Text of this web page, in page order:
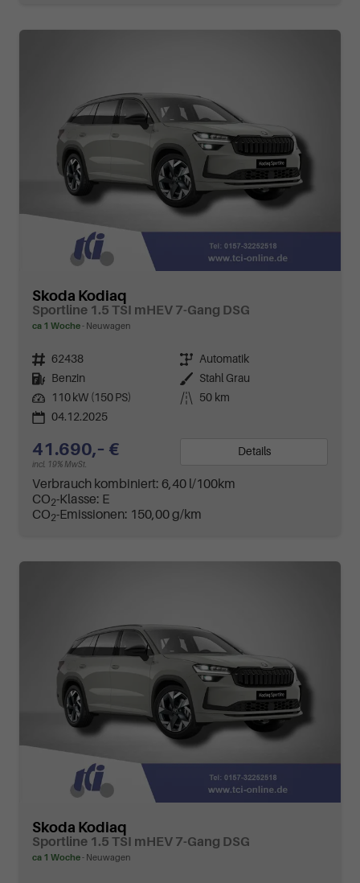
Skoda Kodiaq
Sportline 1.5 TSI mHEV 7-Gang DSG
ca 1 Woche Neuwagen
Fahrzeugnr. 62438 Getriebe Automatik
Kraftstoff
Benzin Außenfarbe
Stahl Grau
Leistung
110 kW (150 PS) Kilometerstand
50 km
04.12.2025
41.690,– €
incl. 19% MwSt.
Details
Verbrauch kombiniert: 6,40 l/100km
CO2-Klasse: E
CO2-Emissionen: 150,00 g/km
Skoda Kodiaq
Sportline 1.5 TSI mHEV 7-Gang DSG
ca 1 Woche Neuwagen